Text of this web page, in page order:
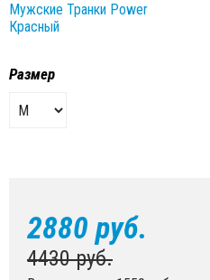
Мужские Транки Power
Красный
Размер
2880 руб.
4430 руб.